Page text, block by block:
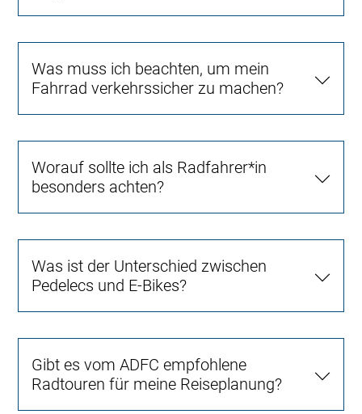
Was muss ich beachten, um mein
Fahrrad verkehrssicher zu machen?
Worauf sollte ich als Radfahrer*in
besonders achten?
Was ist der Unterschied zwischen
Pedelecs und E-Bikes?
Gibt es vom ADFC empfohlene
Radtouren für meine Reiseplanung?